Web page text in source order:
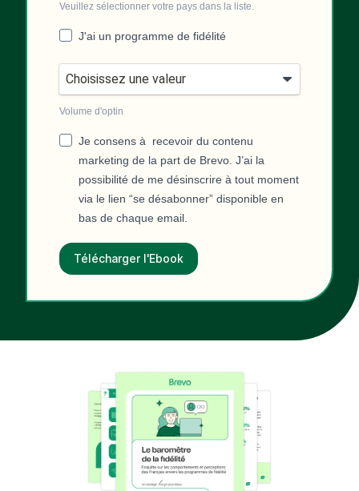
Veuillez sélectionner votre pays dans la liste.
J'ai un programme de fidélité
Volume d'optin
Je consens à recevoir du contenu
marketing de la part de Brevo. J’ai la
possibilité de me désinscrire à tout moment
via le lien “se désabonner” disponible en
bas de chaque email.
Télécharger l'Ebook